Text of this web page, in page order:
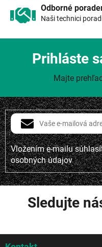
Odborné
Naši technici
Vložením e-mailu
osobných údajov
Prihláste
Majte
Sledujte